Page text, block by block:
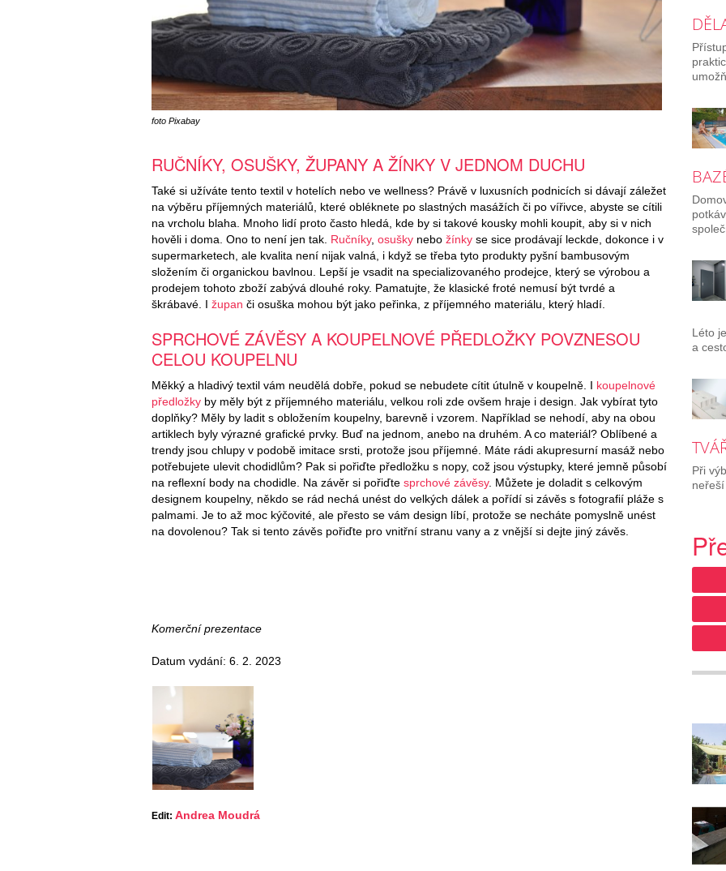
foto Pixabay
RUČNÍKY, OSUŠKY, ŽUPANY A ŽÍNKY V JEDNOM DUCHU
Také si užíváte tento textil v hotelích nebo ve wellness? Právě v luxusních podnicích si dávají záležet
na výběru příjemných materiálů, které obléknete po slastných masážích či po vířivce, abyste se cítili
na vrcholu blaha. Mnoho lidí proto často hledá, kde by si takové kousky mohli koupit, aby si v nich
hověli i doma. Ono to není jen tak. Ručníky, osušky nebo žínky se sice prodávají leckde, dokonce i v
supermarketech, ale kvalita není nijak valná, i když se třeba tyto produkty pyšní bambusovým
složením či organickou bavlnou. Lepší je vsadit na specializovaného prodejce, který se výrobou a
prodejem tohoto zboží zabývá dlouhé roky. Pamatujte, že klasické froté nemusí být tvrdé a
škrábavé. I župan či osuška mohou být jako peřinka, z příjemného materiálu, který hladí.
SPRCHOVÉ ZÁVĚSY A KOUPELNOVÉ PŘEDLOŽKY POVZNESOU
CELOU KOUPELNU
Měkký a hladivý textil vám neudělá dobře, pokud se nebudete cítit útulně v koupelně. I koupelnové
předložky by měly být z příjemného materiálu, velkou roli zde ovšem hraje i design. Jak vybírat tyto
doplňky? Měly by ladit s obložením koupelny, barevně i vzorem. Například se nehodí, aby na obou
artiklech byly výrazné grafické prvky. Buď na jednom, anebo na druhém. A co materiál? Oblíbené a
trendy jsou chlupy v podobě imitace srsti, protože jsou příjemné. Máte rádi akupresurní masáž nebo
potřebujete ulevit chodidlům? Pak si pořiďte předložku s nopy, což jsou výstupky, které jemně působí
na reflexní body na chodidle. Na závěr si pořiďte sprchové závěsy. Můžete je doladit s celkovým
designem koupelny, někdo se rád nechá unést do velkých dálek a pořídí si závěs s fotografií pláže s
palmami. Je to až moc kýčovité, ale přesto se vám design líbí, protože se necháte pomyslně unést
na dovolenou? Tak si tento závěs pořiďte pro vnitřní stranu vany a z vnější si dejte jiný závěs.
Komerční prezentace
Datum vydání: 6. 2. 2023
Edit: Andrea Moudrá
Léto
a
Při